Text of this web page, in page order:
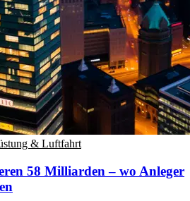
& Luftfahrt
58 Milliarden – wo Anleger